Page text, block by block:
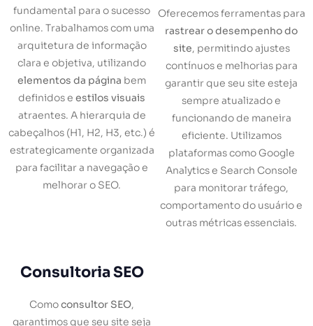
fundamental para o sucesso
online. Trabalhamos com uma
arquitetura de informação
clara e objetiva, utilizando
elementos da página bem
definidos e estilos visuais
atraentes. A hierarquia de
cabeçalhos (H1, H2, H3, etc.) é
estrategicamente organizada
para facilitar a navegação e
melhorar o SEO.
Oferecemos ferramentas para
rastrear o desempenho do
site, permitindo ajustes
contínuos e melhorias para
garantir que seu site esteja
sempre atualizado e
funcionando de maneira
eficiente. Utilizamos
plataformas como Google
Analytics e Search Console
para monitorar tráfego,
comportamento do usuário e
outras métricas essenciais.
Consultoria SEO
Comoconsultor SEO,
garantimos que seu site seja